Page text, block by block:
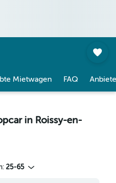
Mietwagen FAQ
in Roissy-en-
25-65